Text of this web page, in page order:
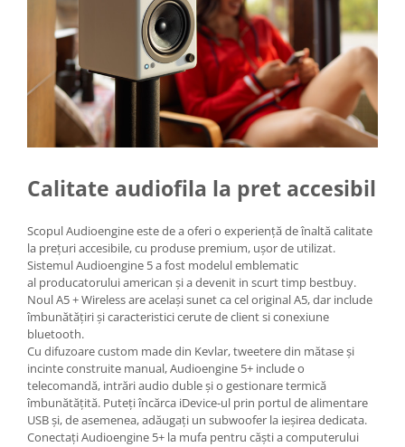
Calitate audiofila la pret accesibil
Scopul Audioengine este de a oferi o experiență de înaltă calitate
la prețuri accesibile, cu produse premium, ușor de utilizat.
Sistemul Audioengine 5 a fost modelul emblematic
al producatorului american și a devenit in scurt timp bestbuy.
Noul A5 + Wireless are același sunet ca cel original A5, dar include
îmbunătățiri și caracteristici cerute de client si conexiune
bluetooth.
Cu difuzoare custom made din Kevlar, tweetere din mătase și
incinte construite manual, Audioengine 5+ include o
telecomandă, intrări audio duble și o gestionare termică
îmbunătățită. Puteți încărca iDevice-ul prin portul de alimentare
USB și, de asemenea, adăugați un subwoofer la ieșirea dedicata.
Conectați Audioengine 5+ la mufa pentru căști a computerului